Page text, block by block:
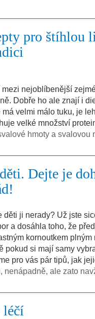
pro štíhlou
mezi nejoblíbenější
Dobře ho ale znají i
má velmi málo tuku, je
velké množství
hmoty a svalovou
Dejte je
děti ji nerady? Už jste
a dosáhla toho, že
kornoutkem plným
pokud si mají samy
pro vás pár tipů, jak
nenápadně, ale zato
léčí